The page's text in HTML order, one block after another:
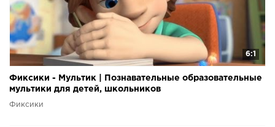
6:1
Фиксики - Мультик | Познавательные образовательные
мультики для детей, школьников
Фиксики